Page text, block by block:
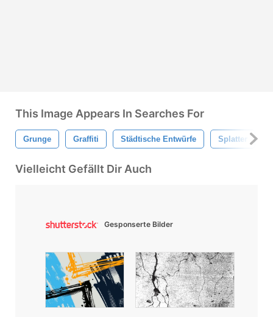
This Image Appears In Searches For
Grunge Graffiti Städtische Entwürfe Splatter
Vielleicht Gefällt Dir Auch
Gesponserte Bilder